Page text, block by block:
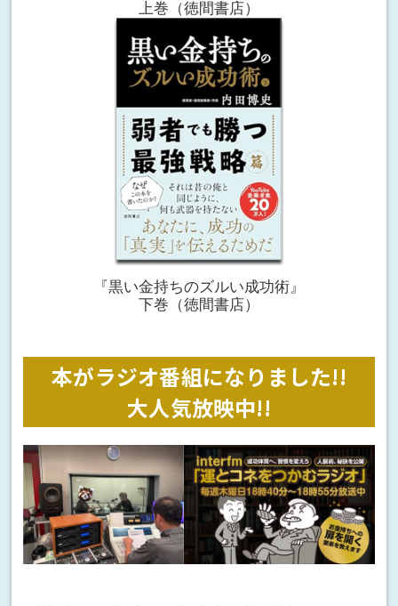
上巻（徳間書店）
『黒い金持ちのズルい成功術』
下巻（徳間書店）
本がラジオ番組になりました!!
大人気放映中!!